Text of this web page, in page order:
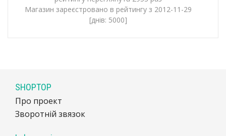
Магазин зареєстровано в рейтингу з 2012-11-29
[днів: 5000]
SHOPTOP
Про проект
Зворотній звязок